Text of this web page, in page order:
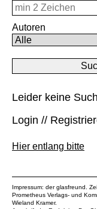
Autoren
Leider keine
Login //
Hier entlang bitte
Impressum: der glasfreund.
Prometheus Verlags- und
Wieland Kramer.